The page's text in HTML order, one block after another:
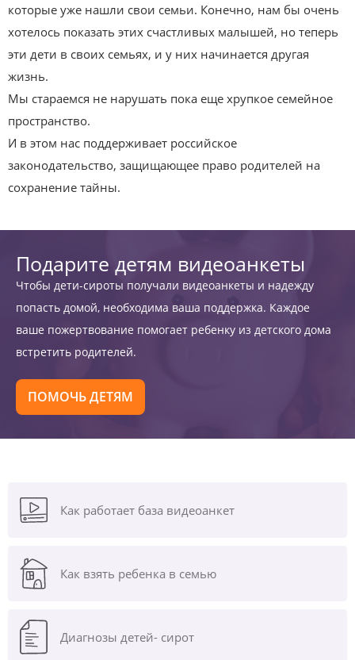
которые уже нашли свои семьи. Конечно, нам бы очень
хотелось показать этих счастливых малышей, но теперь
эти дети в своих семьях, и у них начинается другая
жизнь.
Мы стараемся не нарушать пока еще хрупкое семейное
пространство.
И в этом нас поддерживает российское
законодательство, защищающее право родителей на
сохранение тайны.
Подарите детям видеоанкеты
Чтобы дети-сироты получали видеоанкеты и надежду
попасть домой, необходима ваша поддержка. Каждое
ваше пожертвование помогает ребенку из детского дома
встретить родителей.
ПОМОЧЬ ДЕТЯМ
Как работает база видеоанкет
Как взять ребенка в семью
Диагнозы детей- сирот